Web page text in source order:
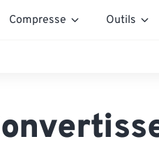
Compresse Outils